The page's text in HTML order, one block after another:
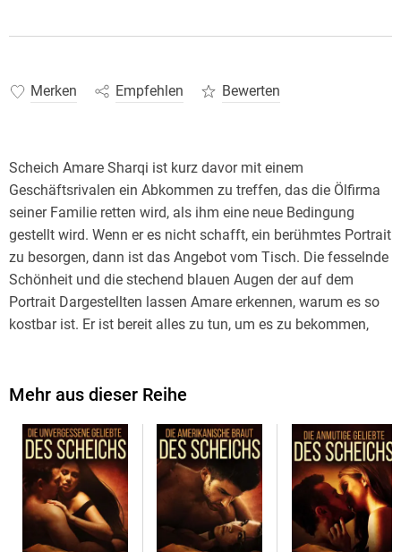
Merken Empfehlen Bewerten
Scheich Amare Sharqi ist kurz davor mit einem
Geschäftsrivalen ein Abkommen zu treffen, das die Ölfirma
seiner Familie retten wird, als ihm eine neue Bedingung
gestellt wird. Wenn er es nicht schafft, ein berühmtes Portrait
zu besorgen, dann ist das Angebot vom Tisch. Die fesselnde
Schönheit und die stechend blauen Augen der auf dem
Portrait Dargestellten lassen Amare erkennen, warum es so
kostbar ist. Er ist bereit alles zu tun, um es zu bekommen,
handelt, die auch im Gemälde dargestellt wurde… und sie
Es war nicht leicht mit einem hungernden Künstler als Vater
aufzuwachsen und seitdem er nicht mehr lebt, wurde Bree
Van Ludhis auf seinen Schulden sitzen gelassen. Als Erbin
seiner Werke wird Bree von ihrer Stiefmutter unter Druck
gesetzt diese zu verkaufen, damit sie die Hälfte des Geldes
Mehr aus dieser Reihe